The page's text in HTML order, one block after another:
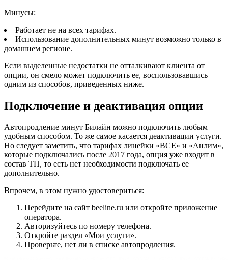
Минусы:
Работает не на всех тарифах.
Использование дополнительных минут возможно только в
домашнем регионе.
Если выделенные недостатки не отталкивают клиента от
опции, он смело может подключить ее, воспользовавшись
одним из способов, приведенных ниже.
Подключение и деактивация опции
Автопродление минут Билайн можно подключить любым
удобным способом. То же самое касается деактивации услуги.
Но следует заметить, что тарифах линейки «ВСЕ» и «Анлим»,
которые подключались после 2017 года, опция уже входит в
состав ТП, то есть нет необходимости подключать ее
дополнительно.
Впрочем, в этом нужно удостовериться:
Перейдите на сайт beeline.ru или откройте приложение
оператора.
Авторизуйтесь по номеру телефона.
Откройте раздел «Мои услуги».
Проверьте, нет ли в списке автопродления.